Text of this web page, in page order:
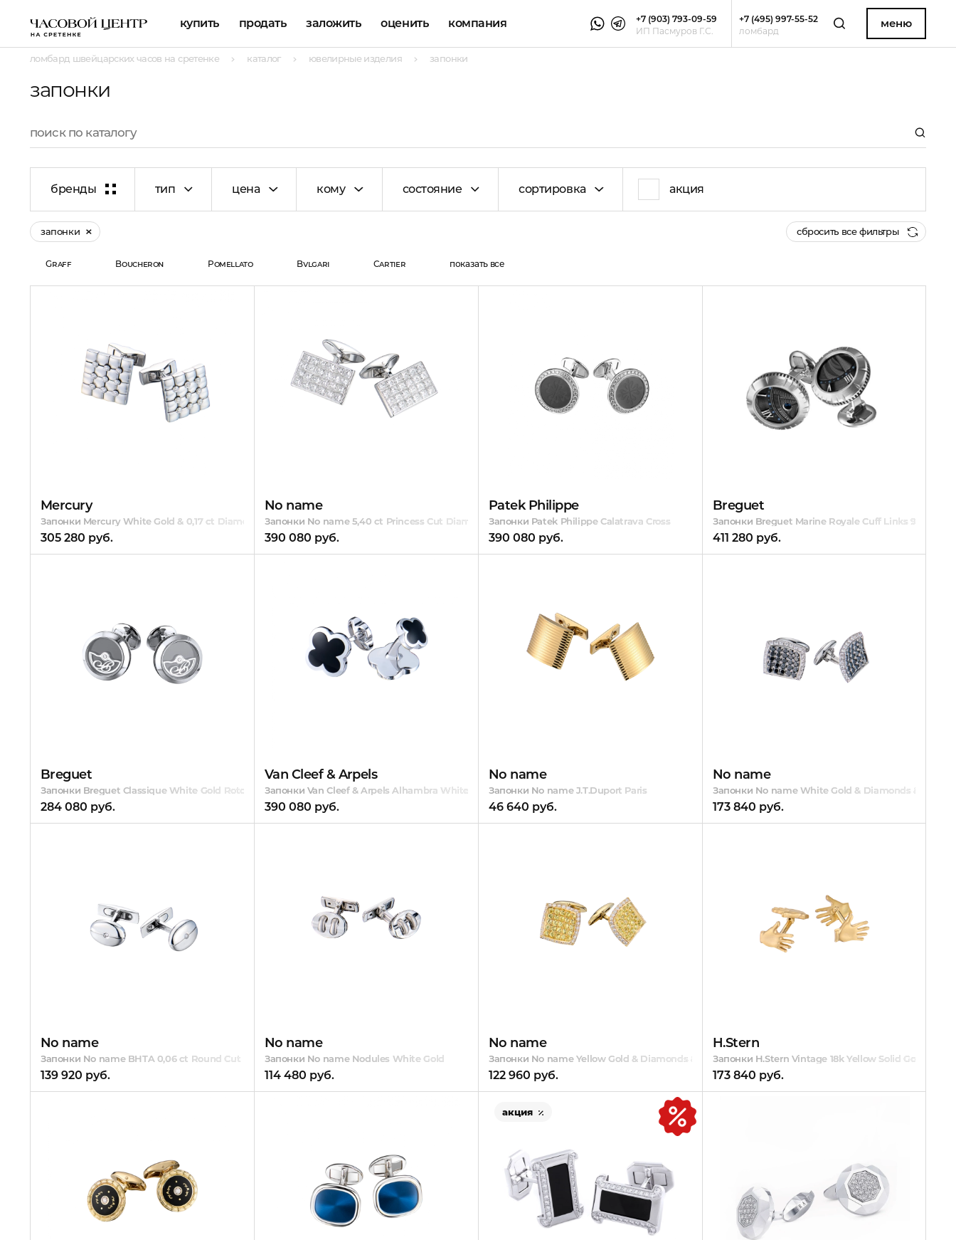
купить продать заложить оценить компания
+7 (903) 793-09-59
ИП Пасмуров Г.С.
+7 (495) 997-55-52
ломбард
меню
ломбард швейцарских часов на сретенке каталог ювелирные изделия запонки
запонки
бренды тип цена кому состояние сортировка акция
запонки сбросить все фильтры
Graff Boucheron Pomellato Bvlgari Cartier показать все
Mercury
Запонки Mercury White Gold & 0,17 ct Diamonds
305 280 руб.
No name
Запонки No name 5,40 ct Princess Cut Diamonds White Gold
390 080 руб.
Patek Philippe
Запонки Patek Philippe Calatrava Cross
390 080 руб.
Breguet
Запонки Breguet Marine Royale Cuff Links
411 280 руб.
Breguet
Запонки Breguet Classique White Gold Rotor 9907.BB.OX
284 080 руб.
Van Cleef & Arpels
Запонки Van Cleef & Arpels Alhambra White Gold & Onyx
390 080 руб.
No name
Запонки No name J.T.Duport Paris
46 640 руб.
No name
Запонки No name White Gold & Diamonds & Black
173 840 руб.
No name
Запонки No name BHTA 0,06 ct Round Cut Diamonds & White Gold
139 920 руб.
No name
Запонки No name Nodules White Gold
114 480 руб.
No name
Запонки No name Yellow Gold & Diamonds & Yellow Topaz
122 960 руб.
H.Stern
Запонки H.Stern Vintage 18k Yellow Solid Gold
173 840 руб.
акция